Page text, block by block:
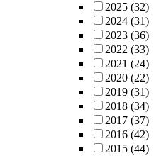
2025 (32)
2024 (31)
2023 (36)
2022 (33)
2021 (24)
2020 (22)
2019 (31)
2018 (34)
2017 (37)
2016 (42)
2015 (44)